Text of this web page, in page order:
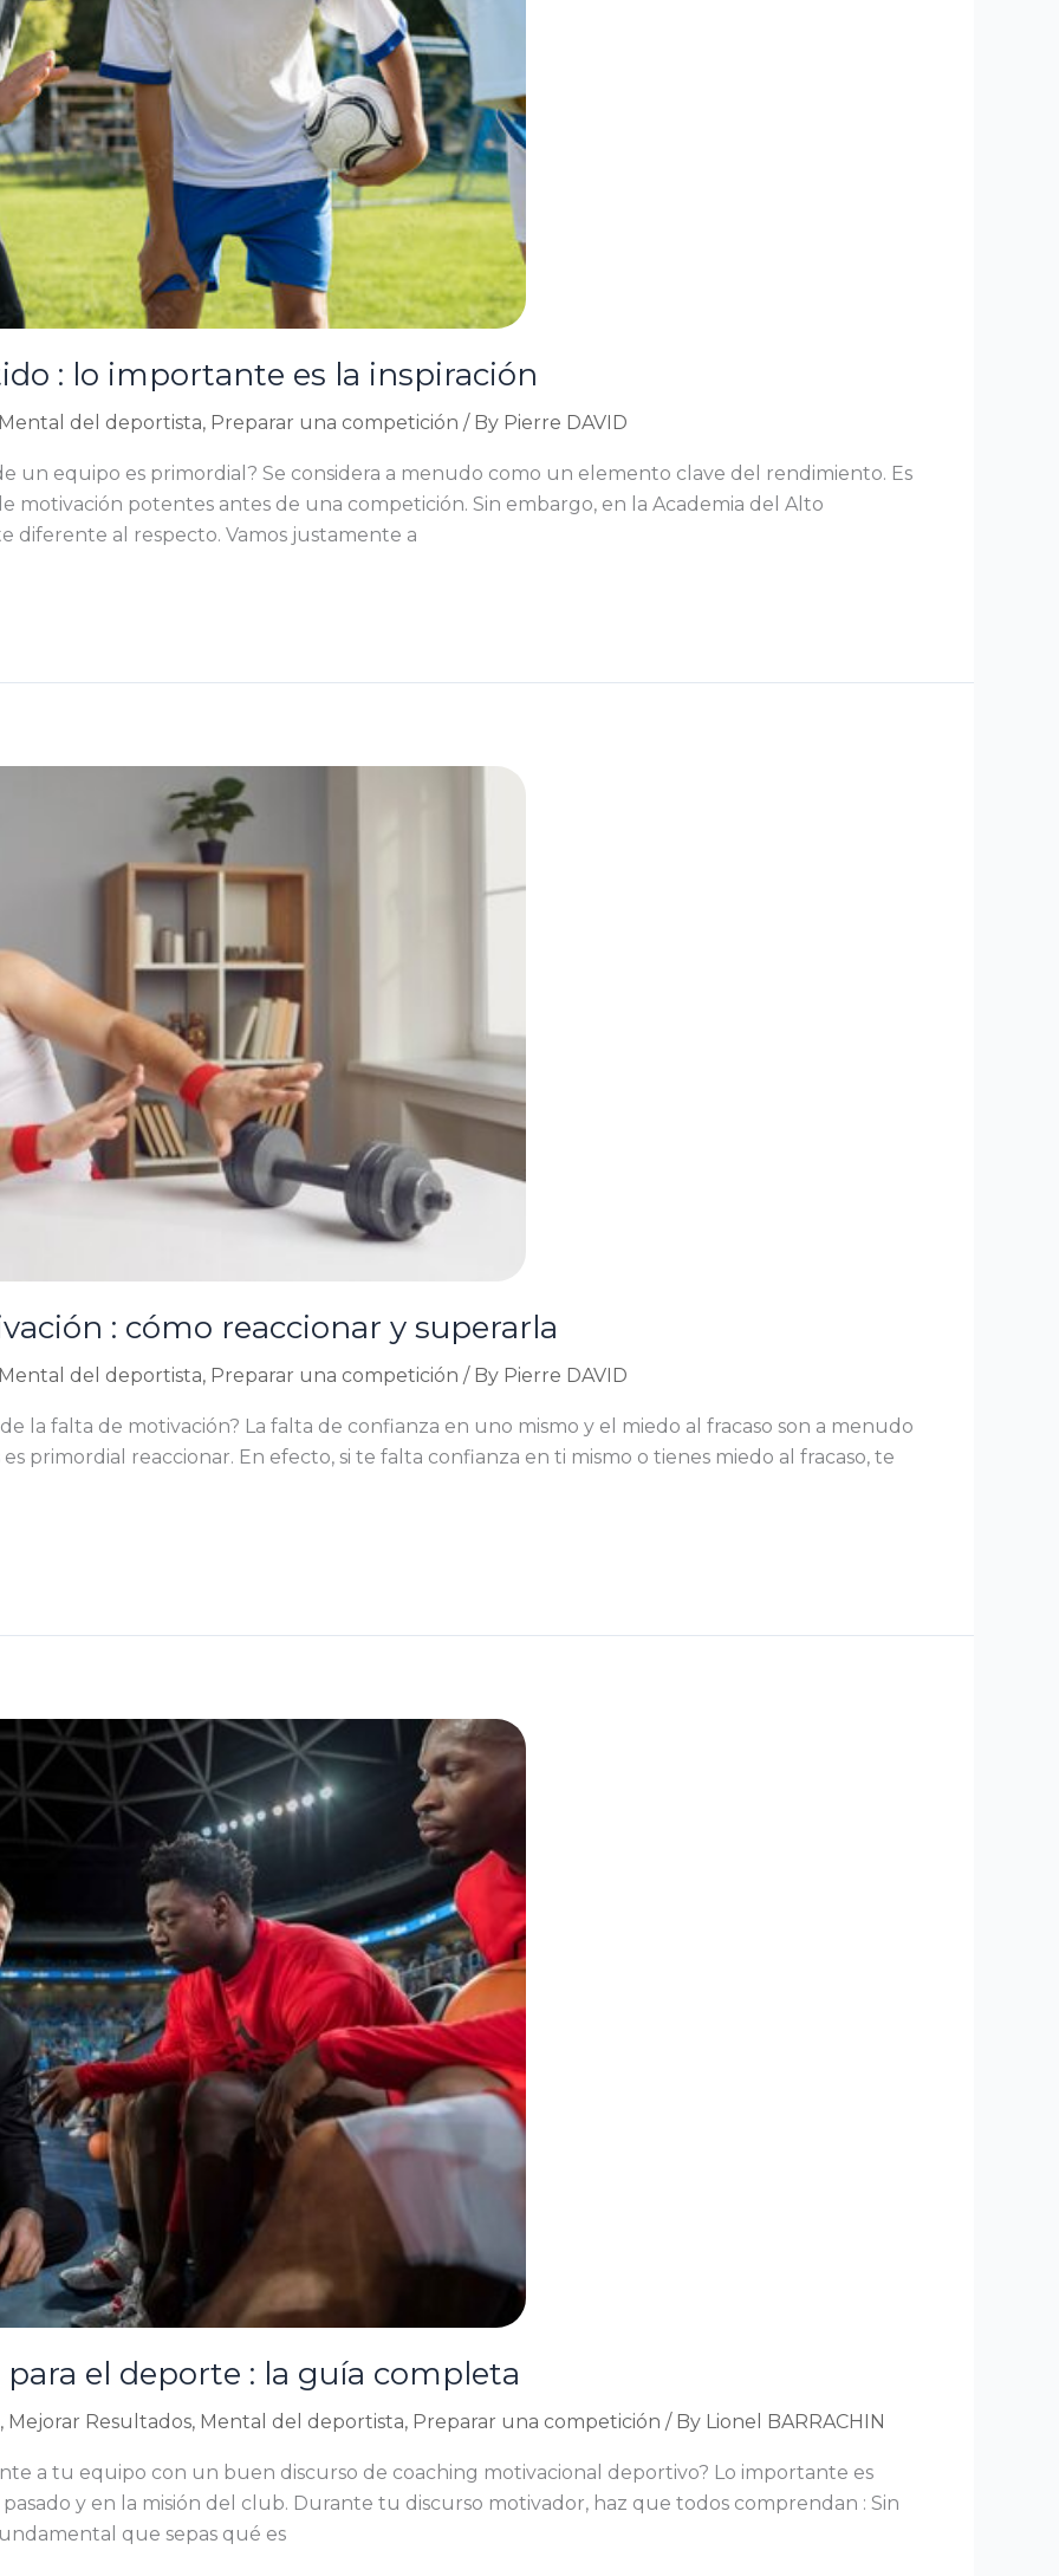
: lo importante es la inspiración
Mental del deportista, Preparar una competición / By Pierre DAVID
un equipo es primordial? Se considera a menudo como un elemento clave del rendimiento. Es
motivación potentes antes de una competición. Sin embargo, en la Academia del Alto
diferente al respecto. Vamos justamente a
: cómo reaccionar y superarla
Mental del deportista, Preparar una competición / By Pierre DAVID
la falta de motivación? La falta de confianza en uno mismo y el miedo al fracaso son a menudo
primordial reaccionar. En efecto, si te falta confianza en ti mismo o tienes miedo al fracaso, te
el deporte : la guía completa
, Mejorar Resultados, Mental del deportista, Preparar una competición / By Lionel BARRACHIN
a tu equipo con un buen discurso de coaching motivacional deportivo? Lo importante es
y en la misión del club. Durante tu discurso motivador, haz que todos comprendan : Sin
que sepas qué es